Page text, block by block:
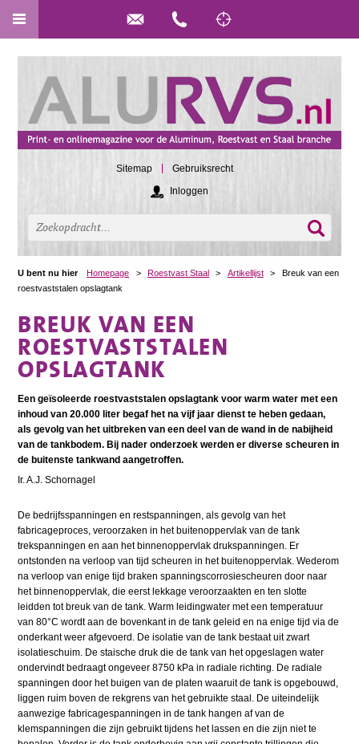
Sitemap
Gebruiksrecht
Inloggen
U bent nu hier Homepage > Roestvast Staal > Artikellijst >
Breuk van een
roestvaststalen opslagtank
BREUK VAN EEN
ROESTVASTSTALEN
OPSLAGTANK
Een geïsoleerde roestvaststalen opslagtank voor warm water met een
inhoud van 20.000 liter begaf het na vijf jaar dienst te heben gedaan,
als gevolg van het uitbreken van een deel van de wand in de nabijheid
van de tankbodem. Bij nader onderzoek werden er diverse scheuren in
de buitenste tankwand aangetroffen.
Ir. A.J. Schornagel
De bedrijfsspanningen en restspanningen, als gevolg van het
fabricageproces, veroorzaken in het buitenoppervlak van de tank
trekspanningen en aan het binnenoppervlak drukspanningen. Er
ontstonden na verloop van tijd scheuren in het buitenoppervlak. Wederom
na verloop van enige tijd braken spanningscorrosiescheuren door naar
het binnenoppervlak, die eerst lekkage veroorzaakten en ten slotte
leidden tot breuk van de tank. Warm leidingwater met een temperatuur
van 80°C wordt aan de bovenkant in de tank geleid en na enige tijd via de
onderkant weer afgevoerd. De isolatie van de tank bestaat uit zwart
isolatieschuim. De staische druk die de tank van het opgeslagen water
ondervindt bedraagt ongeveer 8750 kPa in radiale richting. De radiale
spanningen door het buigen van de platen waaruit de tank is opgebouwd,
liggen ruim boven de rekgrens van het gebruikte staal. De uiteindelijk
aanwezige fabricagespanningen in de tank hangen af van de
klemspanningen die zijn gebruikt tijdens het lassen en die zijn niet te